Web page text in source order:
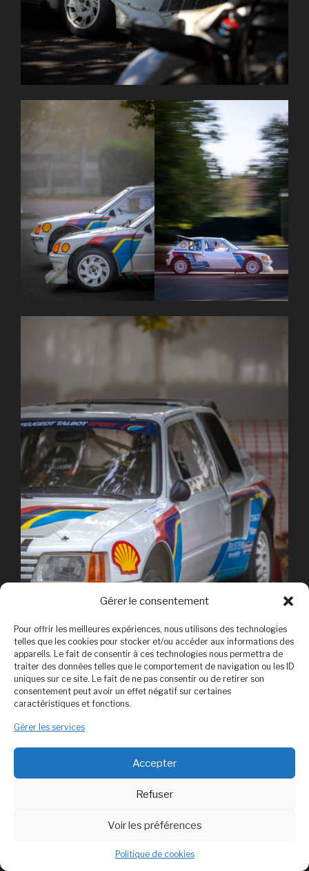
Gérer le consentement
Pour offrir les meilleures expériences, nous utilisons des technologies
telles que les cookies pour stocker et/ou accéder aux informations des
appareils. Le fait de consentir à ces technologies nous permettra de
traiter des données telles que le comportement de navigation ou les ID
uniques sur ce site. Le fait de ne pas consentir ou de retirer son
consentement peut avoir un effet négatif sur certaines
caractéristiques et fonctions.
Gérer les services
Accepter
Refuser
Voir les préférences
Politique de cookies
La Bourse d’échange
Peugeot organisait une bourse d’échange. C’était
rare, le véhicule à restaurer (ou qui servira de réservoir de